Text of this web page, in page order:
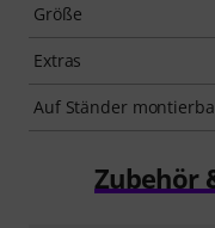
Größe
Extras
Auf Ständer
Zubehör